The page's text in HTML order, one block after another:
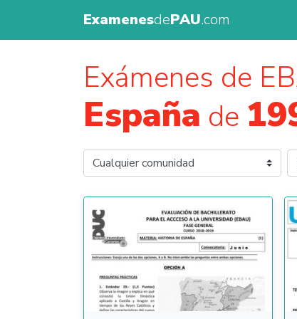
ExamenesdePAU.com
Exámenes de
España de